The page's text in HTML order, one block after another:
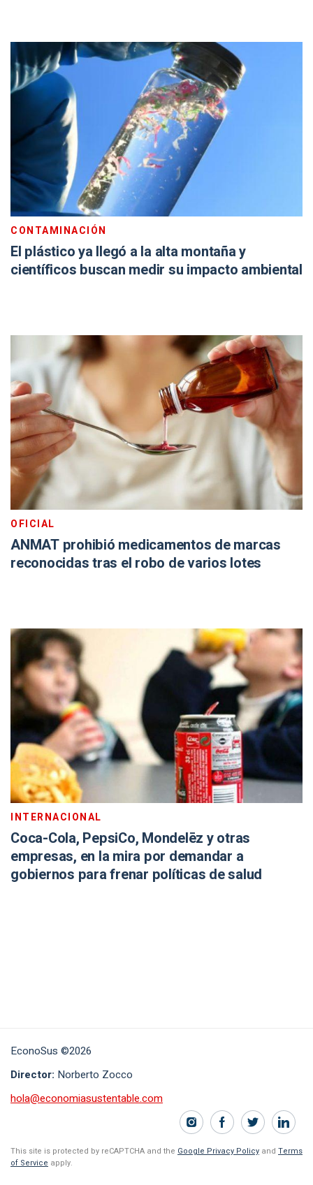
CONTAMINACIÓN
El plástico ya llegó a la alta montaña y
científicos buscan medir su impacto ambiental
OFICIAL
ANMAT prohibió medicamentos de marcas
reconocidas tras el robo de varios lotes
INTERNACIONAL
Coca-Cola, PepsiCo, Mondelēz y otras
empresas, en la mira por demandar a
gobiernos para frenar políticas de salud
EconoSus ©2026
Director: Norberto Zocco
hola@economiasustentable.com
This site is protected by reCAPTCHA and the Google Privacy Policy and Terms
of Service apply.